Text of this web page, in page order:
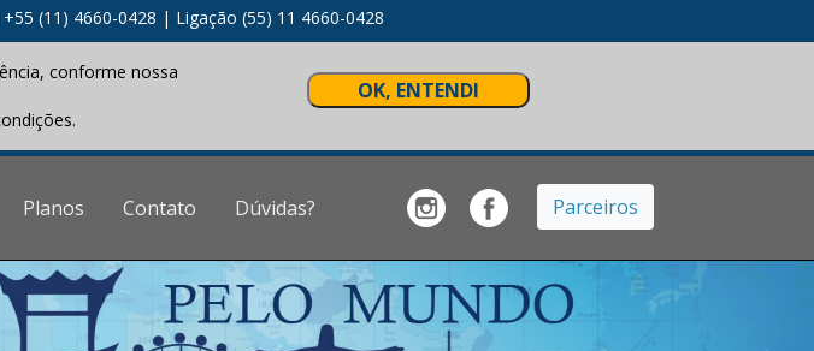
(11) 4660-0428 | Ligação (55) 11 4660-0428
conforme nossa
Planos Contato Dúvidas? Parceiros